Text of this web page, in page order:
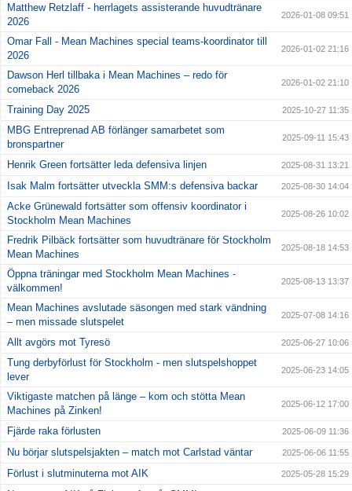
Matthew Retzlaff - herrlagets assisterande huvudtränare
2026
2026-01-08 09:51
Omar Fall - Mean Machines special teams-koordinator till
2026
2026-01-02 21:16
Dawson Herl tillbaka i Mean Machines – redo för
comeback 2026
2026-01-02 21:10
Training Day 2025 2025-10-27 11:35
MBG Entreprenad AB förlänger samarbetet som
bronspartner
2025-09-11 15:43
Henrik Green fortsätter leda defensiva linjen 2025-08-31 13:21
Isak Malm fortsätter utveckla SMM:s defensiva backar 2025-08-30 14:04
Acke Grünewald fortsätter som offensiv koordinator i
Stockholm Mean Machines
2025-08-26 10:02
Fredrik Pilbäck fortsätter som huvudtränare för Stockholm
Mean Machines
2025-08-18 14:53
Öppna träningar med Stockholm Mean Machines -
välkommen!
2025-08-13 13:37
Mean Machines avslutade säsongen med stark vändning
– men missade slutspelet
2025-07-08 14:16
Allt avgörs mot Tyresö 2025-06-27 10:06
Tung derbyförlust för Stockholm - men slutspelshoppet
lever
2025-06-23 14:05
Viktigaste matchen på länge – kom och stötta Mean
Machines på Zinken!
2025-06-12 17:00
Fjärde raka förlusten 2025-06-09 11:36
Nu börjar slutspelsjakten – match mot Carlstad väntar 2025-06-06 11:55
Förlust i slutminuterna mot AIK 2025-05-28 15:29